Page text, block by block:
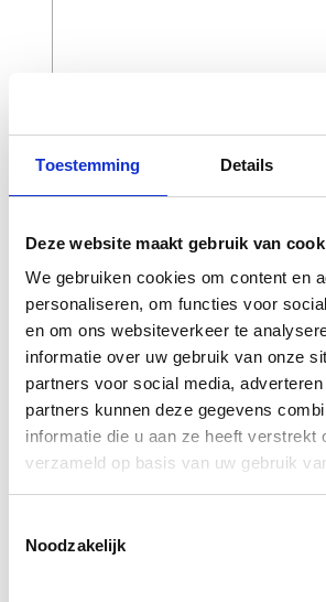
Toestemming Details
Deze website maakt gebruik van
We gebruiken cookies om content en
personaliseren, om functies voor
en om ons websiteverkeer te
informatie over uw gebruik van onze
partners voor social media,
partners kunnen deze gegevens
informatie die u aan ze heeft verstrekt
verzameld op basis van uw gebruik
Noodzakelijk
CAPTCHA
Gerelateerde
producten